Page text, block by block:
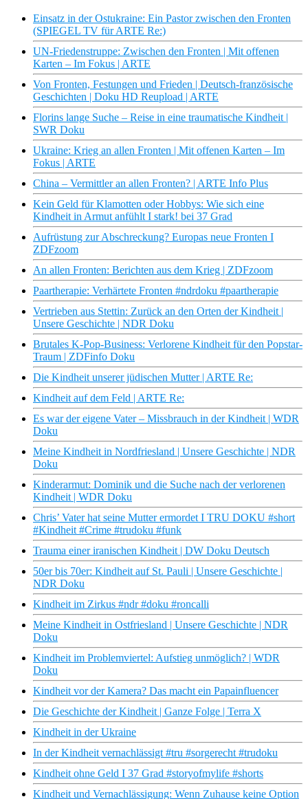
Einsatz in der Ostukraine: Ein Pastor zwischen den Fronten
(SPIEGEL TV für ARTE Re:)
UN-Friedenstruppe: Zwischen den Fronten | Mit offenen
Karten – Im Fokus | ARTE
Von Fronten, Festungen und Frieden | Deutsch-französische
Geschichten | Doku HD Reupload | ARTE
Florins lange Suche – Reise in eine traumatische Kindheit |
SWR Doku
Ukraine: Krieg an allen Fronten | Mit offenen Karten – Im
Fokus | ARTE
China – Vermittler an allen Fronten? | ARTE Info Plus
Kein Geld für Klamotten oder Hobbys: Wie sich eine
Kindheit in Armut anfühlt I stark! bei 37 Grad
Aufrüstung zur Abschreckung? Europas neue Fronten I
ZDFzoom
An allen Fronten: Berichten aus dem Krieg | ZDFzoom
Paartherapie: Verhärtete Fronten #ndrdoku #paartherapie
Vertrieben aus Stettin: Zurück an den Orten der Kindheit |
Unsere Geschichte | NDR Doku
Brutales K-Pop-Business: Verlorene Kindheit für den Popstar-
Traum | ZDFinfo Doku
Die Kindheit unserer jüdischen Mutter | ARTE Re:
Kindheit auf dem Feld | ARTE Re:
Es war der eigene Vater – Missbrauch in der Kindheit | WDR
Doku
Meine Kindheit in Nordfriesland | Unsere Geschichte | NDR
Doku
Kinderarmut: Dominik und die Suche nach der verlorenen
Kindheit | WDR Doku
Chris’ Vater hat seine Mutter ermordet I TRU DOKU #short
#Kindheit #Crime #trudoku #funk
Trauma einer iranischen Kindheit | DW Doku Deutsch
50er bis 70er: Kindheit auf St. Pauli | Unsere Geschichte |
NDR Doku
Kindheit im Zirkus #ndr #doku #roncalli
Meine Kindheit in Ostfriesland | Unsere Geschichte | NDR
Doku
Kindheit im Problemviertel: Aufstieg unmöglich? | WDR
Doku
Kindheit vor der Kamera? Das macht ein Papainfluencer
Die Geschichte der Kindheit | Ganze Folge | Terra X
Kindheit in der Ukraine
In der Kindheit vernachlässigt #tru #sorgerecht #trudoku
Kindheit ohne Geld I 37 Grad #storyofmylife #shorts
Kindheit und Vernachlässigung: Wenn Zuhause keine Option